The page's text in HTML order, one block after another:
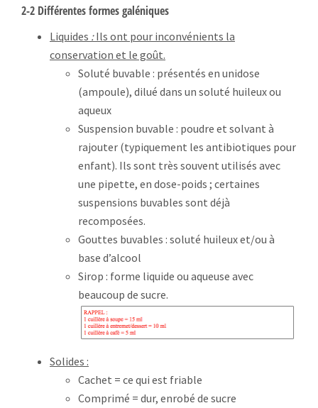
2-2 Différentes formes galéniques
Liquides :Ils ont pour inconvénients la
conservation et le goût.
Soluté buvable : présentés en unidose
(ampoule), dilué dans un soluté huileux ou
aqueux
Suspension buvable : poudre et solvant à
rajouter (typiquement les antibiotiques pour
enfant). Ils sont très souvent utilisés avec
une pipette, en dose-poids ; certaines
suspensions buvables sont déjà
recomposées.
Gouttes buvables : soluté huileux et/ou à
base d’alcool
Sirop : forme liquide ou aqueuse avec
beaucoup de sucre.
Solides :
Cachet = ce qui est friable
Comprimé = dur, enrobé de sucre